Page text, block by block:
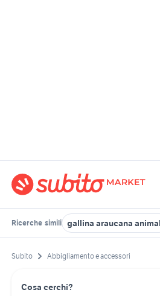
Ricerche simili gallina araucana
Subito Abbigliamento e accessori
Cosa cerchi?